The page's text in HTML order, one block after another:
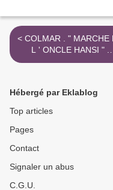
< COLMAR . " MARCHE DE
L ' ONCLE HANSI " .
STEVE RISCH .
Hébergé par Eklablog
Top articles
Pages
Contact
Signaler un abus
C.G.U.